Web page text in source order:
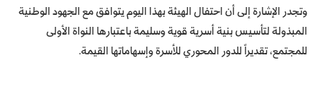
وتجدر الإشارة إلى أن احتفال الهيئة بهذا اليوم يتوافق مع الجهود الوطنية
المبذولة لتأسيس بنية أسرية قوية وسليمة باعتبارها النواة الأولى
للمجتمع، تقديراً للدور المحوري للأسرة وإسهاماتها القيمة.